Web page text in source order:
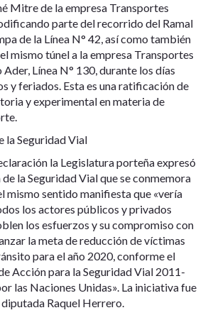
Mitre de la empresa Transportes
parte del recorrido del Ramal
de la Línea N° 42, así como también
mismo túnel a la empresa Transportes
Línea N° 130, durante los días
y feriados. Esta es una ratificación de
y experimental en materia de
la Seguridad Vial
la Legislatura porteña expresó
la Seguridad Vial que se conmemora
mismo sentido manifiesta que «vería
los actores públicos y privados
los esfuerzos y su compromiso con
la meta de reducción de víctimas
para el año 2020, conforme el
Acción para la Seguridad Vial 2011-
las Naciones Unidas». La iniciativa fue
Raquel Herrero.